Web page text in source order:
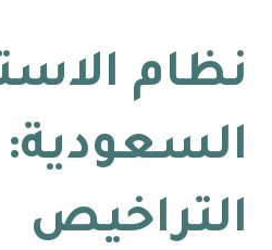
نظام
السعودية:
التراخيص